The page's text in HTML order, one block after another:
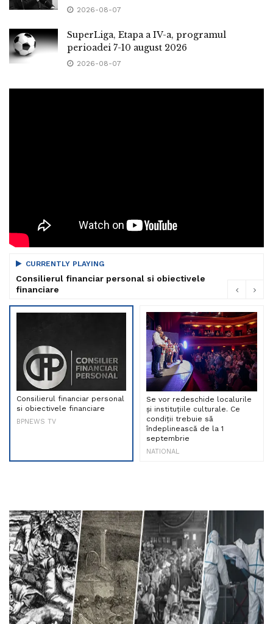
2026-08-07
SuperLiga, Etapa a IV-a, programul
perioadei 7-10 august 2026
2026-08-07
CURRENTLY PLAYING
Consilierul financiar personal si obiectivele
financiare
Consilierul financiar personal
si obiectivele financiare
BPNEWS TV
Se vor redeschide localurile
și instituțiile culturale. Ce
condiții trebuie să
îndeplinească de la 1
septembrie
NATIONAL